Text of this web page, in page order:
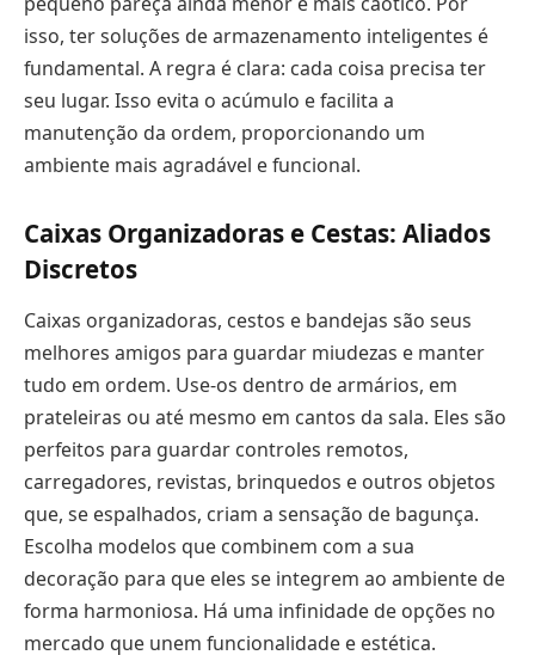
isso, ter soluções de armazenamento inteligentes é
fundamental. A regra é clara: cada coisa precisa ter
seu lugar. Isso evita o acúmulo e facilita a
manutenção da ordem, proporcionando um
ambiente mais agradável e funcional.
Caixas Organizadoras e Cestas: Aliados
Discretos
Caixas organizadoras, cestos e bandejas são seus
melhores amigos para guardar miudezas e manter
tudo em ordem. Use-os dentro de armários, em
prateleiras ou até mesmo em cantos da sala. Eles são
perfeitos para guardar controles remotos,
carregadores, revistas, brinquedos e outros objetos
que, se espalhados, criam a sensação de bagunça.
Escolha modelos que combinem com a sua
decoração para que eles se integrem ao ambiente de
forma harmoniosa. Há uma infinidade de opções no
mercado que unem funcionalidade e estética.